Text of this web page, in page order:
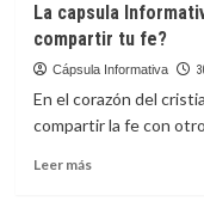
Solución:
reconvertir
las
vacías
capsula
Informativa:
5
Looks
regreso
La capsula
compartir tu fe?
Cápsula Informativa
En el corazón del
compartir la fe con
Leer másLeer